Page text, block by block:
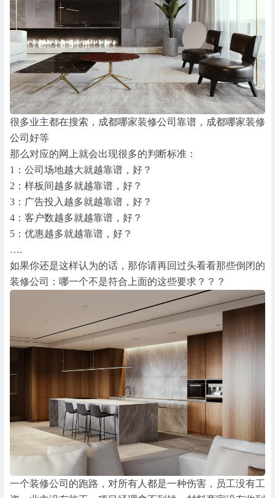
很多业主都在搜索，成都哪家装修公司靠谱，成都哪家装修
公司好等
那么对应的网上就会出现很多的判断标准：
1：公司场地越大就越靠谱，好？
2：样板间越多就越靠谱，好？
3：广告投入越多就越靠谱，好？
4：客户数越多就越靠谱，好？
5：优惠越多就越靠谱，好？
….
如果你还是这样认为的话，那你请再回过头看看那些倒闭的
装修公司：哪一个不是符合上面的这些要求？？？
一个装修公司的跑路，对所有人都是一种伤害，员工没有工